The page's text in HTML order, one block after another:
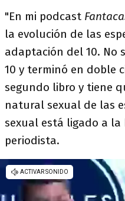
"En mi podcast
la evolución de las
adaptación del 10. No
10 y terminó en doble
segundo libro y tiene
natural sexual de las
sexual está ligado a
periodista.